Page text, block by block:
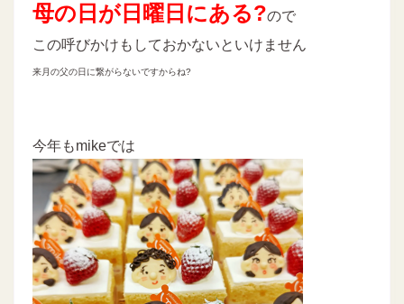
母の日が日曜日にある?ので
この呼びかけもしておかないといけません
来月の父の日に繋がらないですからね?
今年もmikeでは